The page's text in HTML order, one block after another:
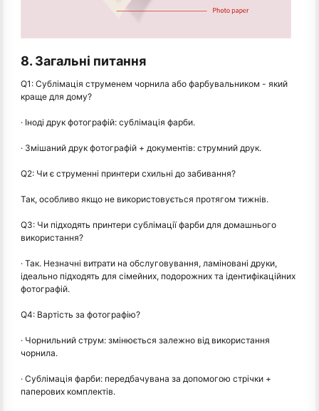
8. Загальні питання
Q1: Сублімація струменем чорнила або фарбувальником - який
краще для дому?
· Іноді друк фотографій: сублімація фарби.
· Змішаний друк фотографій + документів: струмний друк.
Q2: Чи є струменні принтери схильні до забивання?
Так, особливо якщо не використовується протягом тижнів.
Q3: Чи підходять принтери сублімації фарби для домашнього
використання?
· Так. Незначні витрати на обслуговування, ламіновані друки,
ідеально підходять для сімейних, подорожних та ідентифікаційних
фотографій.
Q4: Вартість за фотографію?
· Чорнильний струм: змінюється залежно від використання
чорнила.
· Сублімація фарби: передбачувана за допомогою стрічки +
паперових комплектів.